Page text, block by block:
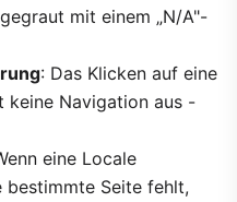
mit einem „N/A"-
: Das Klicken auf eine
Navigation aus -
eine Locale
Seite fehlt,